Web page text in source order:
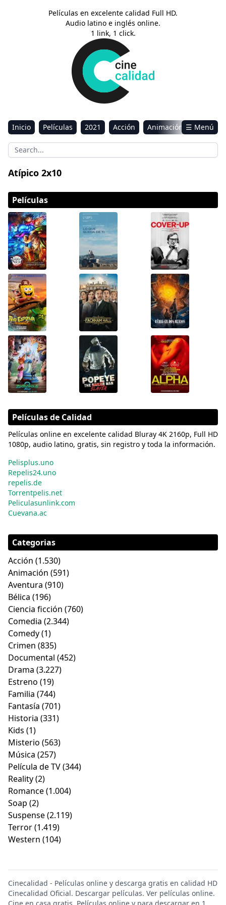
Películas en excelente calidad Full HD.
Audio latino e inglés online.
1 link, 1 click.
Inicio Películas 2021 Acción
Animación
Aventura
Ciencia ficción Comedia
Drama
Sci-Fi & Fantasy
☰ Menú
Atípico 2x10
Películas
Películas de Calidad
Películas online en excelente calidad Bluray 4K 2160p, Full HD
1080p, audio latino, gratis, sin registro y toda la información.
Pelisplus.uno
Repelis24.uno
repelis.de
Torrentpelis.net
Peliculasunlink.com
Cuevana.ac
Categorias
Acción (1.530)
Animación (591)
Aventura (910)
Bélica (196)
Ciencia ficción (760)
Comedia (2.344)
Comedy(1)
Crimen (835)
Documental (452)
Drama (3.227)
Estreno (19)
Familia (744)
Fantasía (701)
Historia (331)
Kids (1)
Misterio (563)
Música (257)
Película de TV(344)
Reality(2)
Romance(1.004)
Soap (2)
Suspense(2.119)
Terror(1.419)
Western (104)
Cinecalidad - Películas online y descarga gratis en calidad HD
Cinecalidad Oficial. Descargar películas. Ver películas online.